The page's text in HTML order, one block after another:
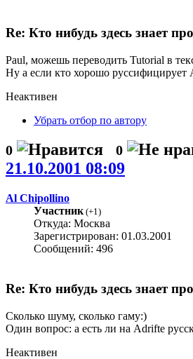
Re: Кто нибудь здесь знает
Paul, можешь переводить Tutorial в
Ну а если кто хорошо руссифицирует
Неактивен
Убрать отбор по автору
0 0
21.10.2001 08:09
Al Chipollino
Участник(+1)
Откуда: Москва
Зарегистрирован: 01.03.2001
Сообщений: 496
Re: Кто нибудь здесь знает
Сколько шуму, сколько гаму:)
Один вопрос: а есть ли на Adrifte
Неактивен